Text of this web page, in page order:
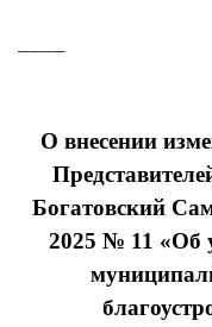
О внесении
Богатовский
2025 № 11 «Об